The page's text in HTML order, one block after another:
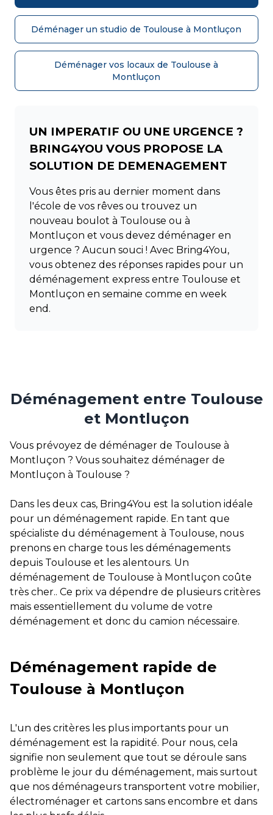
Déménager un studio de Toulouse à Montluçon
Déménager vos locaux de Toulouse à
Montluçon
UN IMPERATIF OU UNE URGENCE ?
BRING4YOU VOUS PROPOSE LA
SOLUTION DE DEMENAGEMENT
Vous êtes pris au dernier moment dans
l'école de vos rêves ou trouvez un
nouveau boulot à Toulouse ou à
Montluçon et vous devez déménager en
urgence ? Aucun souci ! Avec Bring4You,
vous obtenez des réponses rapides pour un
déménagement express entre Toulouse et
Montluçon en semaine comme en week
end.
Déménagement entre Toulouse
et Montluçon
Vous prévoyez de déménager de Toulouse à
Montluçon ? Vous souhaitez déménager de
Montluçon à Toulouse ?
Dans les deux cas, Bring4You est la solution idéale
pour un déménagement rapide. En tant que
spécialiste du déménagement à Toulouse, nous
prenons en charge tous les déménagements
depuis Toulouse et les alentours. Un
déménagement de Toulouse à Montluçon coûte
très cher.. Ce prix va dépendre de plusieurs critères
mais essentiellement du volume de votre
déménagement et donc du camion nécessaire.
Déménagement rapide de
Toulouse à Montluçon
L'un des critères les plus importants pour un
déménagement est la rapidité. Pour nous, cela
signifie non seulement que tout se déroule sans
problème le jour du déménagement, mais surtout
que nos déménageurs transportent votre mobilier,
électroménager et cartons sans encombre et dans